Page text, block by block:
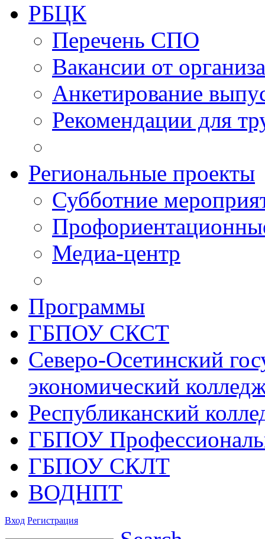
РБЦК
Перечень СПО
Вакансии от
Анкетирование
Рекомендации для
Региональные проекты
Субботние
Медиа-центр
Программы
ГБПОУ СКСТ
Северо-Осетинский
экономический
Республиканский
ГБПОУ
ГБПОУ СКЛТ
ВОДНПТ
Вход Регистрация